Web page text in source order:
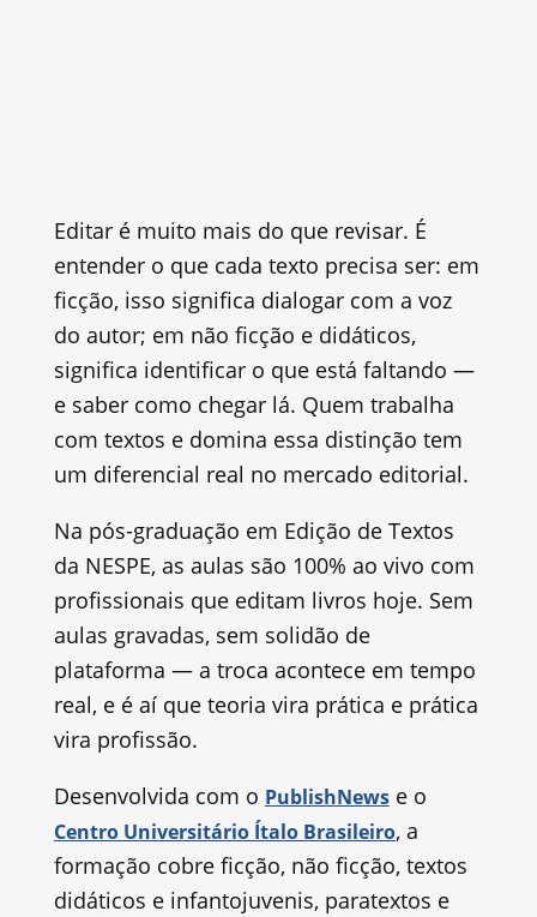
Editar é muito mais do que revisar. É
entender o que cada texto precisa ser: em
ficção, isso significa dialogar com a voz
do autor; em não ficção e didáticos,
significa identificar o que está faltando —
e saber como chegar lá. Quem trabalha
com textos e domina essa distinção tem
um diferencial real no mercado editorial.
Na pós-graduação em Edição de Textos
da NESPE, as aulas são 100% ao vivo com
profissionais que editam livros hoje. Sem
aulas gravadas, sem solidão de
plataforma — a troca acontece em tempo
real, e é aí que teoria vira prática e prática
vira profissão.
Desenvolvida com o PublishNewse o
Centro Universitário Ítalo Brasileiro, a
formação cobre ficção, não ficção, textos
didáticos e infantojuvenis, paratextos e